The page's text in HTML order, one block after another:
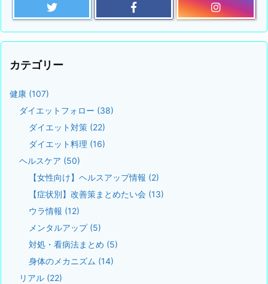
カテゴリー
健康 (107)
ダイエットフォロー (38)
ダイエット対策 (22)
ダイエット料理 (16)
ヘルスケア (50)
【女性向け】ヘルスアップ情報 (2)
【症状別】改善策まとめたい会 (13)
ウラ情報 (12)
メンタルアップ (5)
対処・看病法まとめ (5)
身体のメカニズム (14)
リアル (22)